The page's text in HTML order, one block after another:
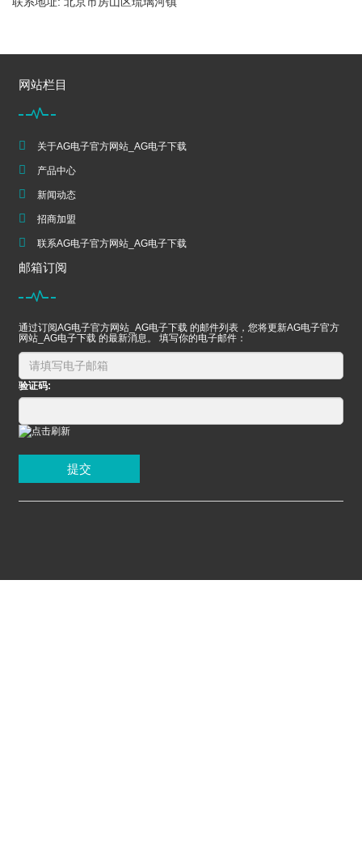
网站栏目
关于AG电子官方网站_AG电子下载
产品中心
新闻动态
招商加盟
联系AG电子官方网站_AG电子下载
邮箱订阅
通过订阅AG电子官方网站_AG电子下载 的邮件列表，您将更新AG电子官方
网站_AG电子下载 的最新消息。 填写你的电子邮件：
验证码:
提交